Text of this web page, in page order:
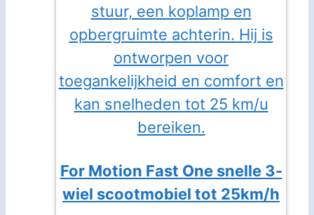
For Motion Fast One snelle 3-
wiel scootmobiel tot 25km/h